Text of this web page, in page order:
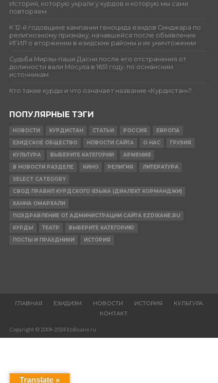
История, которую украли у курдов и которую мы сами
повторяем
К 12-й годовщине кампании геноцида езидов Синджара по
религиозному признаку, начавшейся после объявления
ИГИЛ о вторжении в езидские районы и их уничтожении
Судьба Мирзы-паши Дасни после его отстранения от
должности вали Мосула в 1651 году: по османским
источникам
Кто такие курды и что означает название «Курдистан»?
ПОПУЛЯРНЫЕ ТЭГИ
НОВОСТИ КУРДИСТАН СТАТЬИ РОССИЯ
ЕВРОПА
ЕЗИДСКОЕ ОБЩЕСТВО
НОВОСТИ САЙТА О НАС
ГРУЗИЯ
КУЛЬТУРА
ВЫБЕРИТЕ КАТЕГОРИИ
АРМЕНИЯ
В НОВОСТИ РАЗДЕЛЕ
КИНО РЕЛИГИЯ
ЛИТЕРАТУРА
SELECT CATEGORY
СВОД ПРАВИЛ КУРДСКОГО ЯЗЫКА (ДИАЛЕКТ КОРМАНДЖИ)
ХАННА ОМАРХАЛИ
ПОЗДРАВЛЕНИЕ ОТ АДМИНИСТРАЦИИ САЙТА EZDIXANE.RU
КУРДЫ
ТЕАТР
ВЫБЕРИТЕ КАТЕГОРИЮ
ПОСТЫ И ПРАЗДНИКИ
ИСТОРИЯ
ГЛАВНАЯ ЕЗИДИЗМ НОВОСТИ ИСТОРИЯ
КУЛЬТУРА
КОНТАКТ
Copyright © 2004-2024 Ezdixane.ru
Translate »